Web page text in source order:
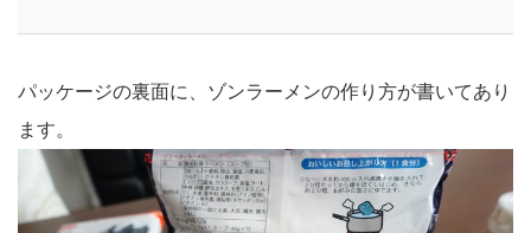
パッケージの裏面に、ゾンラーメンの作り方が書いてあり
ます。